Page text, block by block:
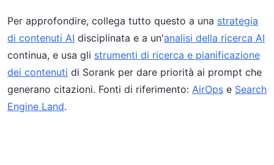
Per approfondire, collega tutto questo a una strategia
di contenuti AI disciplinata e a un'analisi della ricerca AI
continua, e usa gli strumenti di ricerca e pianificazione
dei contenuti di Sorank per dare priorità ai prompt che
generano citazioni. Fonti di riferimento: AirOps e Search
Engine Land.